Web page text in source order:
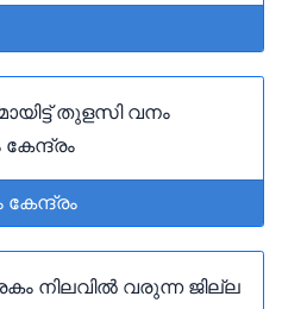
തുളസി വനം
നിലവിൽ വരുന്ന ജില്ല